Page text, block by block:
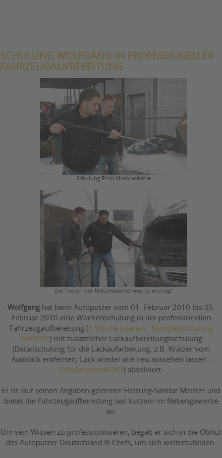
SCHULUNG WOLFGANG IN PROFESSIONELLER
FAHRZEUGAUFBEREITUNG
Schulung Profi Motorwäsche
Die Tücken der Motorwäsche, was ist wichtig?
Wolfgang hat beim Autoputzer vom 01. Februar 2010 bis 05.
Februar 2010 eine Wochenschulung in der professionellen
Fahrzeugaufbereitung (1 Woche Intensiv- Komplettschulung
Paket P2) mit zusätzlicher Lackaufbereitungsschulung
(Detailschulung für die Lackaufarbeitung, z.B. Kratzer vom
Autolack entfernen, Lack wieder wie neu aussehen lassen -
Schulungscode M3) absolviert.
Er ist laut seinen Angaben gelernter Heizung-Sanitär Meister und
bietet die Fahrzeugaufbereitung seit kurzem im Nebengewerbe
an.
Um sein Wissen zu professionlisieren, begab er sich in die Obhut
des Autoputzer Deutschland ® Chefs, um sich weiterzubilden.